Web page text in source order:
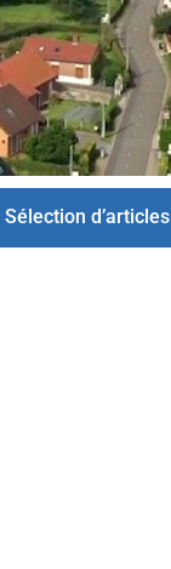
Sélection d’articles